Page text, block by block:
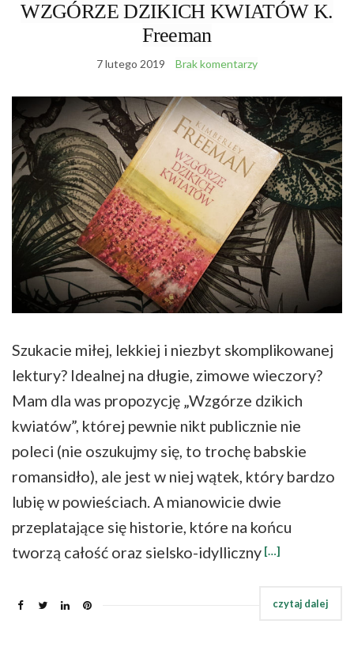
WZGÓRZE DZIKICH KWIATÓW K.
Freeman
7 lutego 2019 Brak komentarzy
Szukacie miłej, lekkiej i niezbyt skomplikowanej
lektury? Idealnej na długie, zimowe wieczory?
Mam dla was propozycję „Wzgórze dzikich
kwiatów”, której pewnie nikt publicznie nie
poleci (nie oszukujmy się, to trochę babskie
romansidło), ale jest w niej wątek, który bardzo
lubię w powieściach. A mianowicie dwie
przeplatające się historie, które na końcu
tworzą całość oraz sielsko-idylliczny […]